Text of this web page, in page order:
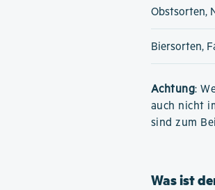
Obstsorten,
Biersorten,
Achtung:
auch nicht
sind zum
Was ist